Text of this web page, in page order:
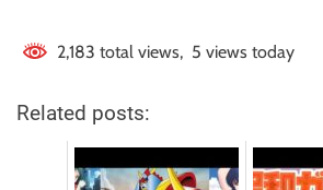
2,183 total views, 5 views today
Related posts: